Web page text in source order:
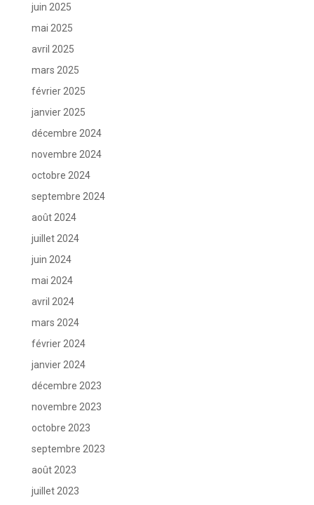
juin 2025
mai 2025
avril 2025
mars 2025
février 2025
janvier 2025
décembre 2024
novembre 2024
octobre 2024
septembre 2024
août 2024
juillet 2024
juin 2024
mai 2024
avril 2024
mars 2024
février 2024
janvier 2024
décembre 2023
novembre 2023
octobre 2023
septembre 2023
août 2023
juillet 2023